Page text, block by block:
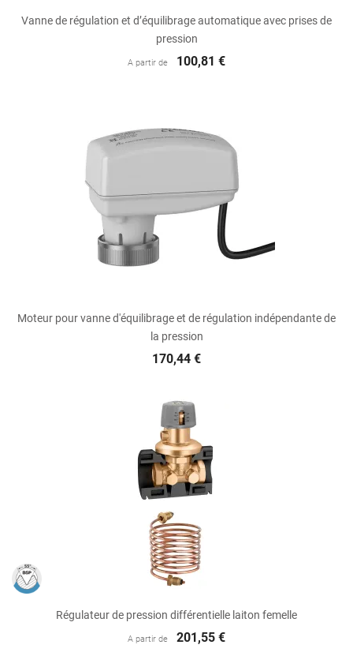
Vanne de régulation et d’équilibrage automatique avec prises de
pression
A partir de 100,81 €
Moteur pour vanne d'équilibrage et de régulation indépendante de
la pression
170,44 €
Régulateur de pression différentielle laiton femelle
A partir de 201,55 €